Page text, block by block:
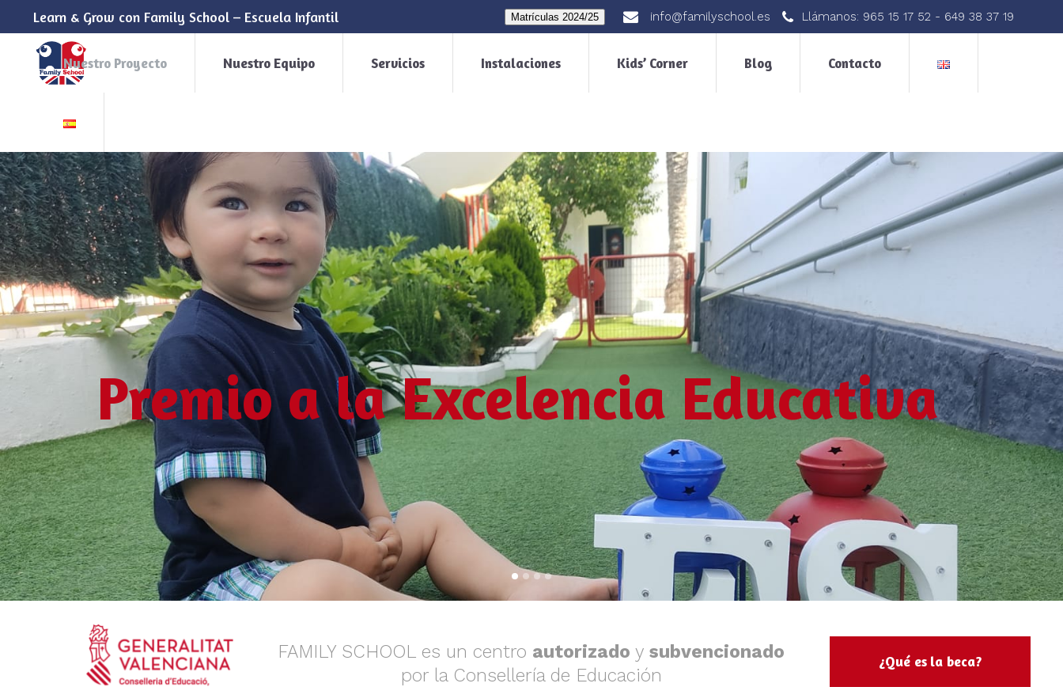
Learn & Grow con Family School – Escuela Infantil Matrículas 2024/25 info@familyschool.es Llámanos: 965 15 17 52 - 649 38 37 19
Nuestro Proyecto Nuestro Equipo Servicios Instalaciones Kids’ Corner Blog Contacto
Premio a la Excelencia Educativa
FAMILY SCHOOL es un centro autorizado ysubvencionado
por la Consellería de Educación
¿Qué es la beca?